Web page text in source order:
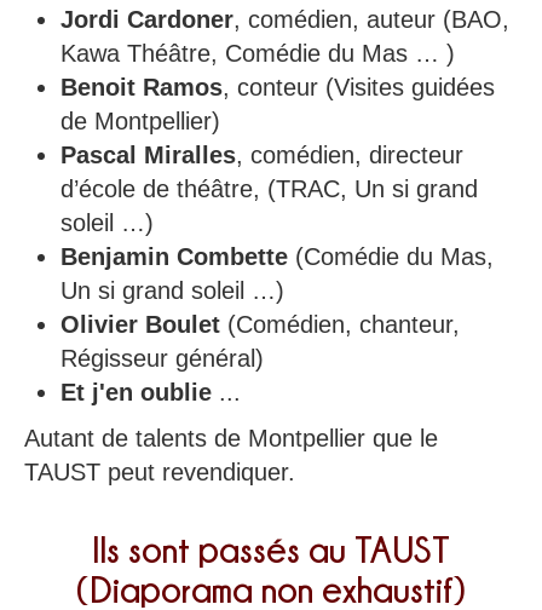
Jordi Cardoner, comédien, auteur (BAO,
Kawa Théâtre, Comédie du Mas … )
Benoit Ramos, conteur (Visites guidées
de Montpellier)
Pascal Miralles, comédien, directeur
d’école de théâtre, (TRAC, Un si grand
soleil …)
Benjamin Combette (Comédie du Mas,
Un si grand soleil …)
Olivier Boulet (Comédien, chanteur,
Régisseur général)
Et j'en oublie ...
Autant de talents de Montpellier que le
TAUST peut revendiquer.
Ils sont passés au TAUST
(Diaporama non exhaustif)